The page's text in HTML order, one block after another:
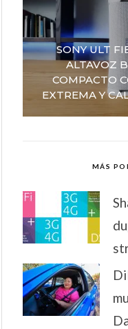
SONY ULT
ALTAVOZ
COMPACTO
EXTREMA Y
MÁS